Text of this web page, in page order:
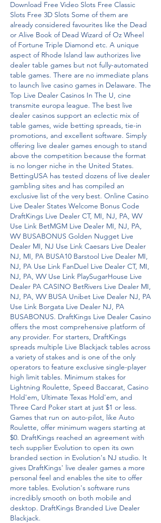
Download Free Video Slots Free Classic
Slots Free 3D Slots Some of them are
already considered favourites like the Dead
or Alive Book of Dead Wizard of Oz Wheel
of Fortune Triple Diamond etc. A unique
aspect of Rhode Island law authorizes live
dealer table games but not fully-automated
table games. There are no immediate plans
to launch live casino games in Delaware. The
Top Live Dealer Casinos In The U, cine
transmite europa league. The best live
dealer casinos support an eclectic mix of
table games, wide betting spreads, tie-in
promotions, and excellent software. Simply
offering live dealer games enough to stand
above the competition because the format
is no longer niche in the United States.
BettingUSA has tested dozens of live dealer
gambling sites and has compiled an
exclusive list of the very best. Online Casino
Live Dealer States Welcome Bonus Code
DraftKings Live Dealer CT, MI, NJ, PA, WV
Use Link BetMGM Live Dealer MI, NJ, PA,
WV BUSABONUS Golden Nugget Live
Dealer MI, NJ Use Link Caesars Live Dealer
NJ, MI, PA BUSA10 Barstool Live Dealer MI,
NJ, PA Use Link FanDuel Live Dealer CT, MI,
NJ, PA, WV Use Link PlaySugarHouse Live
Dealer PA CASINO BetRivers Live Dealer MI,
NJ, PA, WV BUSA Unibet Live Dealer NJ, PA
Use Link Borgata Live Dealer NJ, PA
BUSABONUS. DraftKings Live Dealer Casino
offers the most comprehensive platform of
any provider. For starters, DraftKings
spreads multiple Live Blackjack tables across
a variety of stakes and is one of the only
operators to feature exclusive single-player
high limit tables. Minimum stakes for
Lightning Roulette, Speed Baccarat, Casino
Hold'em, Ultimate Texas Hold'em, and
Three Card Poker start at just $1 or less.
Games that run on auto-pilot, like Auto
Roulette, offer minimum wagers starting at
$0. DraftKings reached an agreement with
tech supplier Evolution to open its own
branded section in Evolution's NJ studio. It
gives DraftKings' live dealer games a more
personal feel and enables the site to offer
more tables. Evolution's software runs
incredibly smooth on both mobile and
desktop. DraftKings Branded Live Dealer
Blackjack.